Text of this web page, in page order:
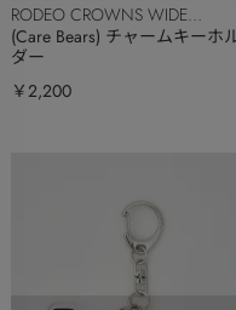
RODEO CROWNS WIDE
BOWL
(Care Bears) チャームキーホ
ダー
￥2,200